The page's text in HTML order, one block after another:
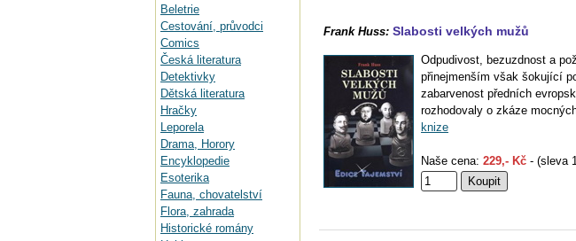
Beletrie
Cestování, průvodci
Comics
Česká literatura
Detektivky
Dětská literatura
Hračky
Leporela
Drama, Horory
Encyklopedie
Esoterika
Fauna, chovatelství
Flora, zahrada
Historické romány
Frank Huss: Slabosti velkých mužů
Odpudivost, bezuzdnost a
přinejmenším však šokující
zabarvenost předních
rozhodovaly o zkáze
knize
Naše cena: 229,- Kč - (sleva